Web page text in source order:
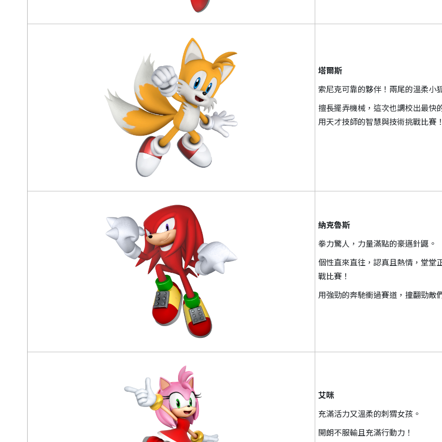
塔爾斯
索尼克可靠的夥伴！兩尾的溫柔小
擅長擺弄機械，這次也調校出最快
用天才技師的智慧與技術挑戰比賽！
納克魯斯
拳力驚人，力量滿點的豪邁針鼴。
個性直來直往，認真且熱情，堂堂
戰比賽！
用強勁的奔馳衝過賽道，撞翻勁敵
艾咪
充滿活力又溫柔的刺猬女孩。
開朗不服輸且充滿行動力！